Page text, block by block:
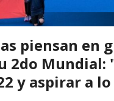
piensan en
2do
y aspirar a